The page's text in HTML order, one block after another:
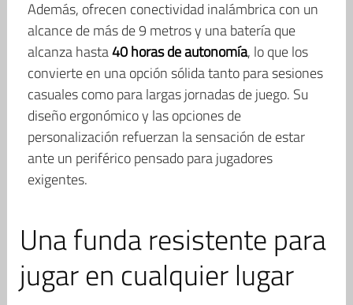
Además, ofrecen conectividad inalámbrica con un
alcance de más de 9 metros y una batería que
alcanza hasta40 horas de autonomía, lo que los
convierte en una opción sólida tanto para sesiones
casuales como para largas jornadas de juego. Su
diseño ergonómico y las opciones de
personalización refuerzan la sensación de estar
ante un periférico pensado para jugadores
exigentes.
Una funda resistente para
jugar en cualquier lugar